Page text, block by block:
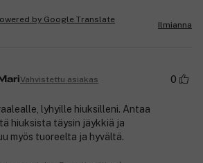
Ilmianna
Vahvistettu asiakas 0
lyhyille hiuksilleni. Antaa
hiuksista täysin jäykkiä ja
myös tuoreelta ja hyvältä.